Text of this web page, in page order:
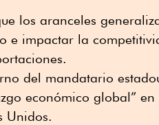
los aranceles
e impactar la
del mandatario
económico global”
Unidos.